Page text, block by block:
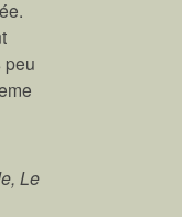
peu
Le